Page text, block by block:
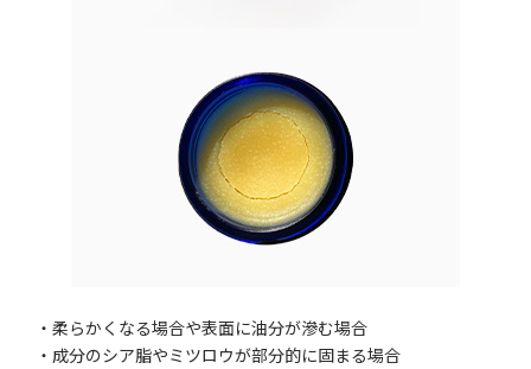
・柔らかくなる場合や表面に油分が滲む場合
・成分のシア脂やミツロウが部分的に固まる場合